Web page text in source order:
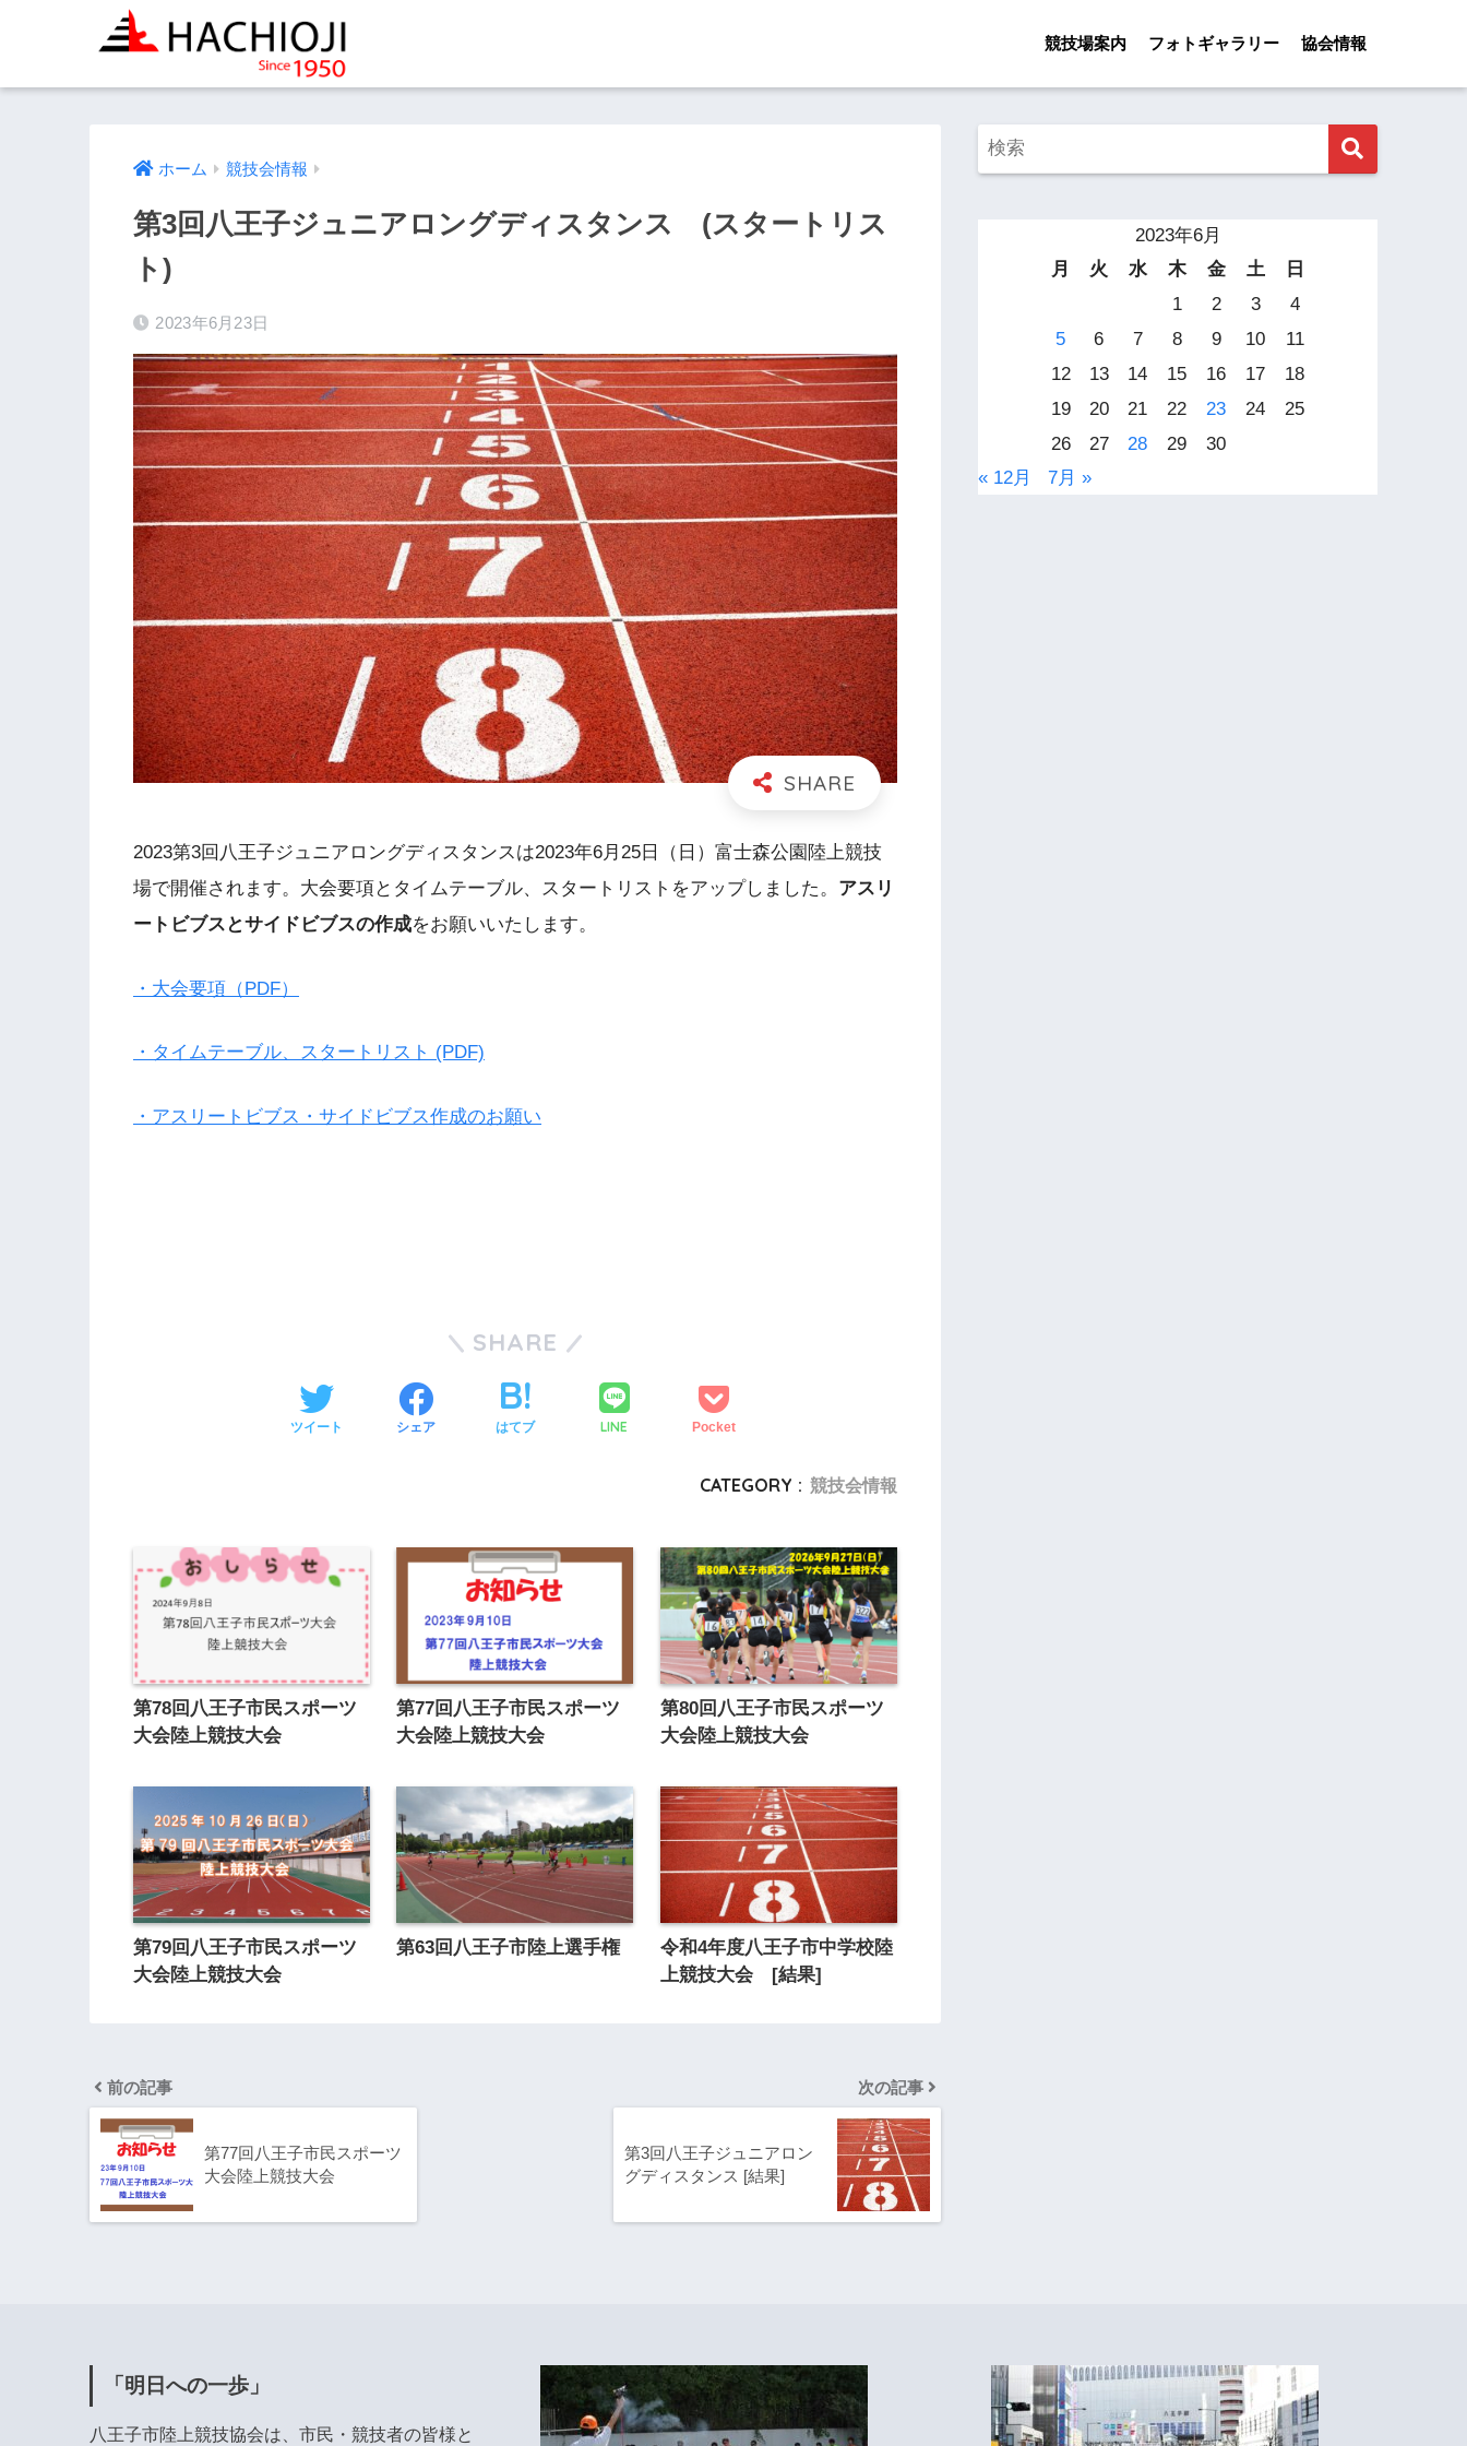
競技場案内 フォトギャラリー 協会情報
ホーム 競技会情報
第3回八王子ジュニアロングディスタンス (スタートリス
ト)
2023年6月23日
2023第3回八王子ジュニアロングディスタンスは2023年6月25日（日）富士森公園陸上競技
場で開催されます。大会要項とタイムテーブル、スタートリストをアップしました。 アスリ
ートビブスとサイドビブスの作成をお願いいたします。
・大会要項（PDF）
・タイムテーブル、スタートリスト (PDF)
・アスリートビブス・サイドビブス作成のお願い
SHARE
ツイート シェア はてブ LINE Pocket
CATEGORY : 競技会情報
第78回八王子市民スポーツ
大会陸上競技大会
第77回八王子市民スポーツ
大会陸上競技大会
第80回八王子市民スポーツ
大会陸上競技大会
第79回八王子市民スポーツ
大会陸上競技大会
第63回八王子市陸上選手権
令和4年度八王子市中学校陸
上競技大会 [結果]
前の記事
第77回八王子市民スポーツ
大会陸上競技大会
次の記事
第3回八王子ジュニアロン
グディスタンス [結果]
2023年6月
月
火 水 木 金 土
日
1
2 3
4
5
6 7 8 9 10
11
12
13 14 15 16 17
18
19
20 21 22 23 24
25
26
27 28 29
30
« 12月
7月 »
「明日への一歩」
八王子市陸上競技協会は、市民・競技者の皆様と